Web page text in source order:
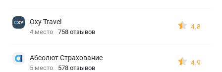
Oxy Travel
4 место 758 отзывов
4.8
Абсолют Страхование
5 место 578 отзывов
4.9